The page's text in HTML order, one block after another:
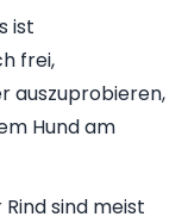
ist
frei,
auszuprobieren,
Hund am
sind meist